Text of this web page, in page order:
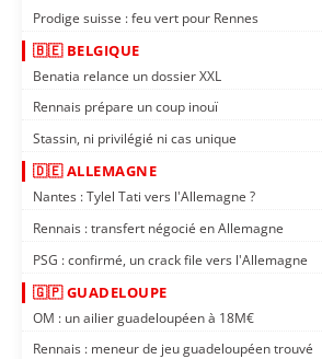
Prodige suisse : feu vert pour Rennes
🇧🇪 BELGIQUE
Benatia relance un dossier XXL
Rennais prépare un coup inouï
Stassin, ni privilégié ni cas unique
🇩🇪 ALLEMAGNE
Nantes : Tylel Tati vers l'Allemagne ?
Rennais : transfert négocié en Allemagne
PSG : confirmé, un crack file vers l'Allemagne
🇬🇵 GUADELOUPE
OM : un ailier guadeloupéen à 18M€
Rennais : meneur de jeu guadeloupéen trouvé